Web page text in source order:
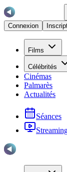
Connexion
Films
Célébrités
Cinémas
Palmarès
Actualités
Séances